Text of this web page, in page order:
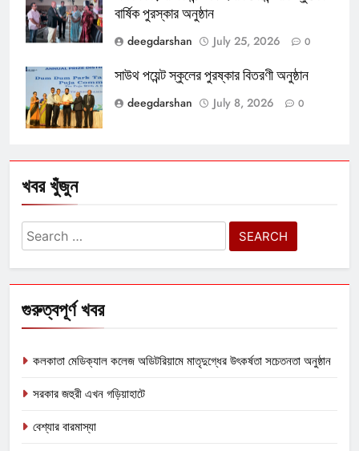
বার্ষিক পুরস্কার অনুষ্ঠান
deegdarshan
July 25, 2026 0
সাউথ পয়েন্ট স্কুলের পুরষ্কার বিতরণী অনুষ্ঠান
deegdarshan
July 8, 2026 0
খবর খুঁজুন
Search
for:
গুরুত্বপূর্ণ খবর
কলকাতা মেডিক্যাল কলেজ অডিটরিয়ামে মাতৃদুগ্ধের উৎকর্ষতা সচেতনতা অনুষ্ঠান
সরকার জহুরী এখন গড়িয়াহাটে
বেশ্যার বারমাস্যা